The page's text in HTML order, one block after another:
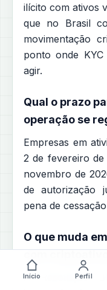
ilícito com ativos
que no Brasil
movimentação
ponto onde
agir.
Qual o prazo
operação se
Empresas em
2 de fevereiro
novembro de
de autorização
pena de
O que muda
A Resolução
Início Perfil